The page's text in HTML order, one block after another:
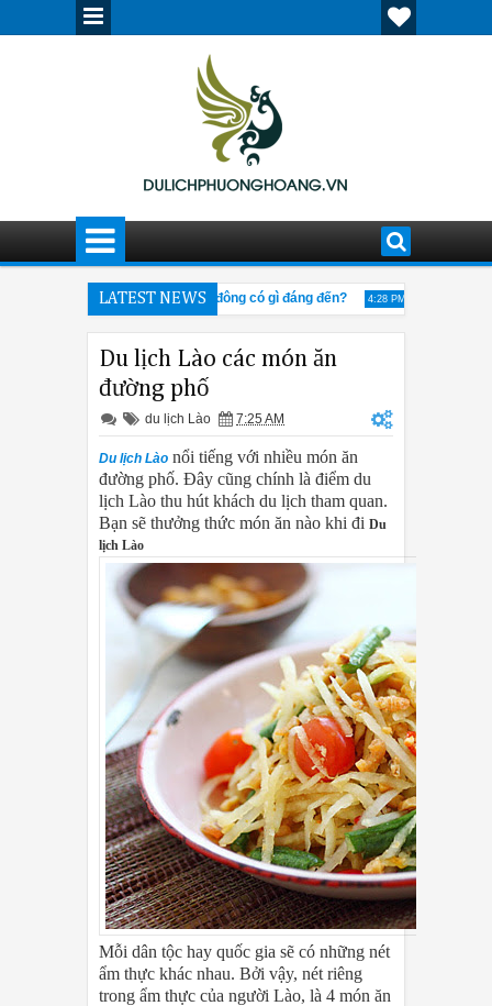
LATEST NEWS
Cửu Trại Câu mùa đông có gì đáng đến? 4:28 PM Kinh nghiệm
Du lịch Lào các món ăn
đường phố
du lịch Lào 7:25 AM
Du lịch Lào nổi tiếng với nhiều món ăn
đường phố. Đây cũng chính là điểm du
lịch Lào thu hút khách du lịch tham quan.
Bạn sẽ thưởng thức món ăn nào khi đi Du
lịch Lào
Mỗi dân tộc hay quốc gia sẽ có những nét
ẩm thực khác nhau. Bởi vậy, nét riêng
trong ẩm thực của người Lào, là 4 món ăn